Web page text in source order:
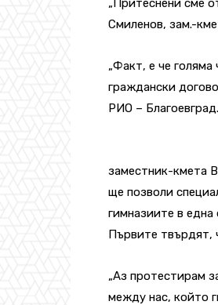
„Притеснени сме
Смиленов, зам.-
„Факт, е че
граждански
РИО – Благоевград.
заместник-кмета
ще позволи
гимназиите в
Първите твърдят,
„Аз протестирам
между нас, който